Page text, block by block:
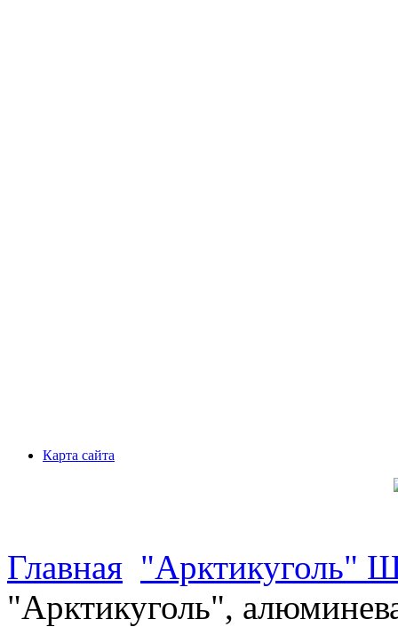
Карта сайта
Главная "Арктикуголь"
"Арктикуголь",